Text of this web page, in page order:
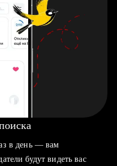
в день — вам
будут видеть вас